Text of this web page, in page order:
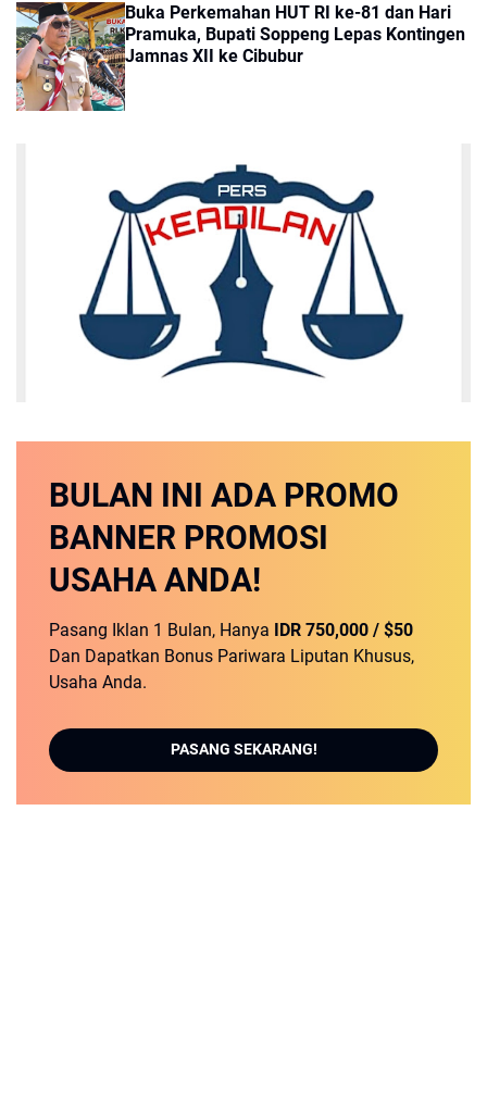
Buka Perkemahan HUT RI ke-81 dan Hari
Pramuka, Bupati Soppeng Lepas Kontingen
Jamnas XII ke Cibubur
BULAN INI ADA PROMO
BANNER PROMOSI
USAHA ANDA!
Pasang Iklan 1 Bulan, Hanya IDR 750,000 / $50
Dan Dapatkan Bonus Pariwara Liputan Khusus,
Usaha Anda.
PASANG SEKARANG!